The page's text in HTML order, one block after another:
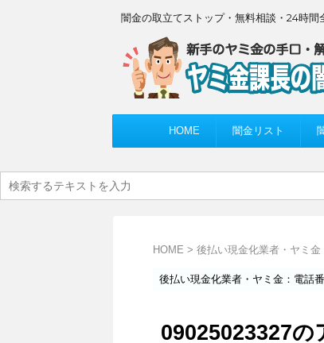
闇金の取立てストップ・無料相談・24時間
HOME 闇金リスト
HOME > 後払い現金化業者・ヤミ金
後払い現金化業者・ヤミ金：電話
09025023327